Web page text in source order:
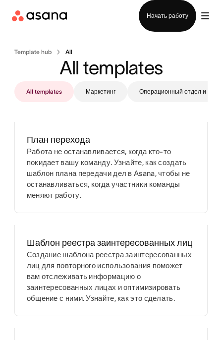
Начать работу
Template hub All
All templates
All templates Маркетинг Операционный отдел и PMO
План перехода
Работа не останавливается, когда кто-то
покидает вашу команду. Узнайте, как создать
шаблон плана передачи дел в Asana, чтобы не
останавливаться, когда участники команды
меняют работу.
Шаблон реестра заинтересованных лиц
Создание шаблона реестра заинтересованных
лиц для повторного использования поможет
вам отслеживать информацию о
заинтересованных лицах и оптимизировать
общение с ними. Узнайте, как это сделать.